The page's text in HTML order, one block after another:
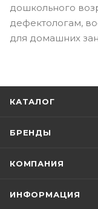
дошкольного
дефектологам,
для домашних
КАТАЛОГ
БРЕНДЫ
КОМПАНИЯ
ИНФОРМАЦИЯ